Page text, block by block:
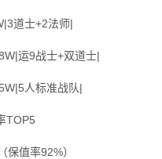
道士+2法师|
运9战士+双道士|
人标准战队|
TOP5
值率92%）